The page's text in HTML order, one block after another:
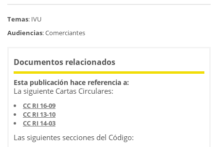
Temas: IVU
Audiencias: Comerciantes
Documentos relacionados
Esta publicación hace referencia a:
La siguiente Cartas Circulares:
CC RI 16-09
CC RI 13-10
CC RI 14-03
Las siguientes secciones del Código: